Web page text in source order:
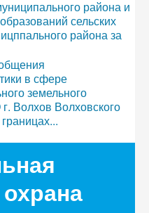
района и
сельских
района за
в сфере
земельного
Волхов Волховского